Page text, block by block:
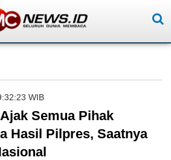
WIB
Semua Pihak
Hasil Pilpres, Saatnya